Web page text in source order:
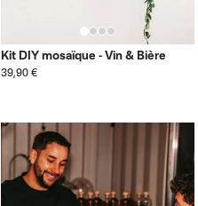
Kit DIY mosaïque - Vin & Bière
39,90 €